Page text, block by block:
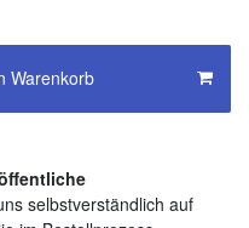
Warenkorb
selbstverständlich auf